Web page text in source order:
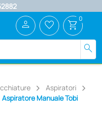
search
person favorite_border shopping_cart 0
Aspiratori
Aspiratore Manuale Tobi